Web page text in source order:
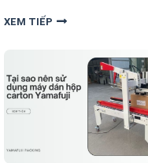
XEM TIẾP